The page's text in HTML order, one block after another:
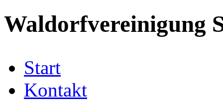
Waldorfvereinigung
Start
Kontakt